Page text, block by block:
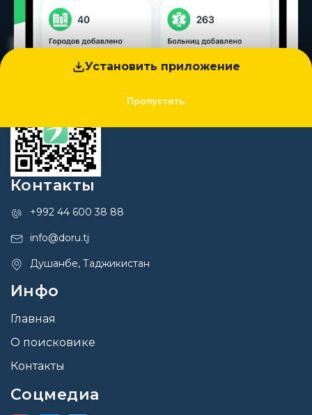
Установить приложение
Пропустить
Контакты
+992 44 600 38 88
info@doru.tj
Душанбе, Таджикистан
Инфо
Главная
О поисковике
Контакты
Соцмедиа